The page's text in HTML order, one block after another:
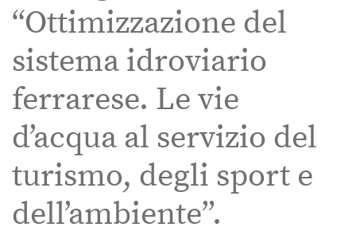
“Ottimizzazione del
sistema idroviario
ferrarese. Le vie
d’acqua al servizio del
turismo, degli sport e
dell’ambiente”.